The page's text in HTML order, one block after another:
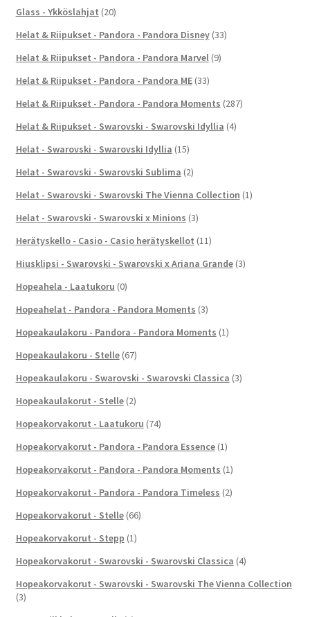
Glass - Ykköslahjat (20)
Helat & Riipukset - Pandora - Pandora Disney (33)
Helat & Riipukset - Pandora - Pandora Marvel (9)
Helat & Riipukset - Pandora - Pandora ME (33)
Helat & Riipukset - Pandora - Pandora Moments (287)
Helat & Riipukset - Swarovski - Swarovski Idyllia (4)
Helat - Swarovski - Swarovski Idyllia (15)
Helat - Swarovski - Swarovski Sublima (2)
Helat - Swarovski - Swarovski The Vienna Collection (1)
Helat - Swarovski - Swarovski x Minions (3)
Herätyskello - Casio - Casio herätyskellot (11)
Hiusklipsi - Swarovski - Swarovski x Ariana Grande (3)
Hopeahela - Laatukoru (0)
Hopeahelat - Pandora - Pandora Moments (3)
Hopeakaulakoru - Pandora - Pandora Moments (1)
Hopeakaulakoru - Stelle (67)
Hopeakaulakoru - Swarovski - Swarovski Classica (3)
Hopeakaulakorut - Stelle (2)
Hopeakorvakorut - Laatukoru (74)
Hopeakorvakorut - Pandora - Pandora Essence (1)
Hopeakorvakorut - Pandora - Pandora Moments (1)
Hopeakorvakorut - Pandora - Pandora Timeless (2)
Hopeakorvakorut - Stelle (66)
Hopeakorvakorut - Stepp (1)
Hopeakorvakorut - Swarovski - Swarovski Classica (4)
Hopeakorvakorut - Swarovski - Swarovski The Vienna Collection
(3)